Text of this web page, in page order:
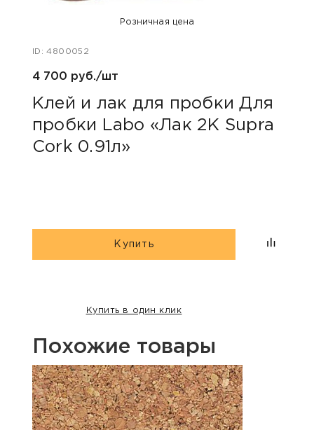
Розничная цена
ID: 4800052
4 700 руб./шт
Клей и лак для пробки Для
пробки Labo «Лак 2K Supra
Cork 0.91л»
Купить
Купить в один клик
Похожие товары